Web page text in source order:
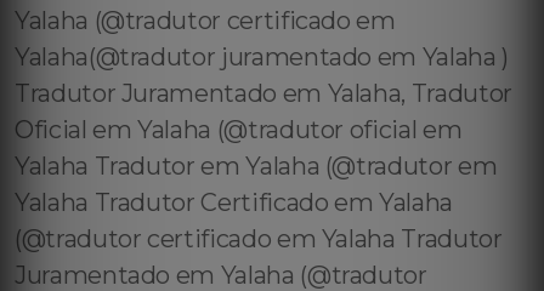
Yalaha (@tradutor certificado em
Yalaha(@tradutor juramentado em Yalaha )
Tradutor Juramentado em Yalaha, Tradutor
Oficial em Yalaha (@tradutor oficial em
Yalaha Tradutor em Yalaha (@tradutor em
Yalaha Tradutor Certificado em Yalaha
(@tradutor certificado em Yalaha Tradutor
Juramentado em Yalaha (@tradutor